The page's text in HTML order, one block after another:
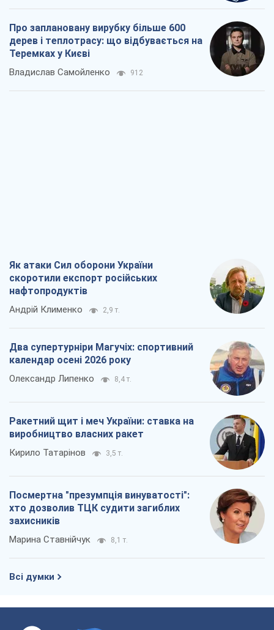
Про заплановану вирубку більше 600
дерев і теплотрасу: що відбувається на
Теремках у Києві
Владислав Самойленко 912
Як атаки Сил оборони України
скоротили експорт російських
нафтопродуктів
Андрій Клименко 2,9 т.
Два супертурніри Магучіх: спортивний
календар осені 2026 року
Олександр Липенко 8,4 т.
Ракетний щит і меч України: ставка на
виробництво власних ракет
Кирило Татарінов 3,5 т.
Посмертна "презумпція винуватості":
хто дозволив ТЦК судити загиблих
захисників
Марина Ставнійчук 8,1 т.
Всі думки